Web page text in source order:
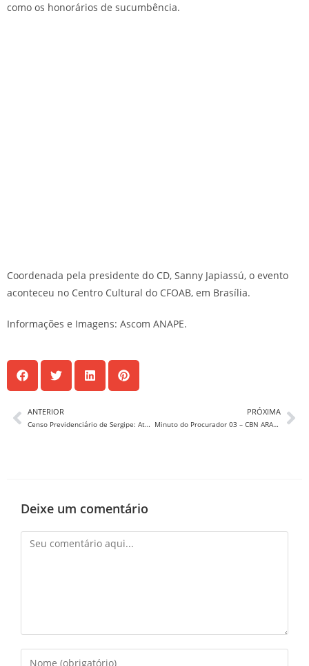
como os honorários de sucumbência.
Coordenada pela presidente do CD, Sanny Japiassú, o evento
aconteceu no Centro Cultural do CFOAB, em Brasília.
Informações e Imagens: Ascom ANAPE.
ANTERIOR
Censo Previdenciário de Sergipe: Atualize seus dados e evite a suspensão do seu pagamento!!
PRÓXIMA
Minuto do Procurador 03 – CBN ARACAJU
Deixe um comentário